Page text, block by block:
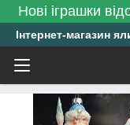
Нові іграшки
Інтернет-магазин